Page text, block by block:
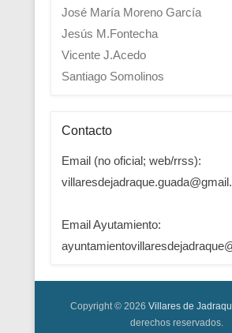
José María Moreno García
Jesús M.Fontecha
Vicente J.Acedo
Santiago Somolinos
Contacto
Email (no oficial; web/rrss):
Email Ayutamiento:
Copyright © 2026 Villares de
derechos reservados.